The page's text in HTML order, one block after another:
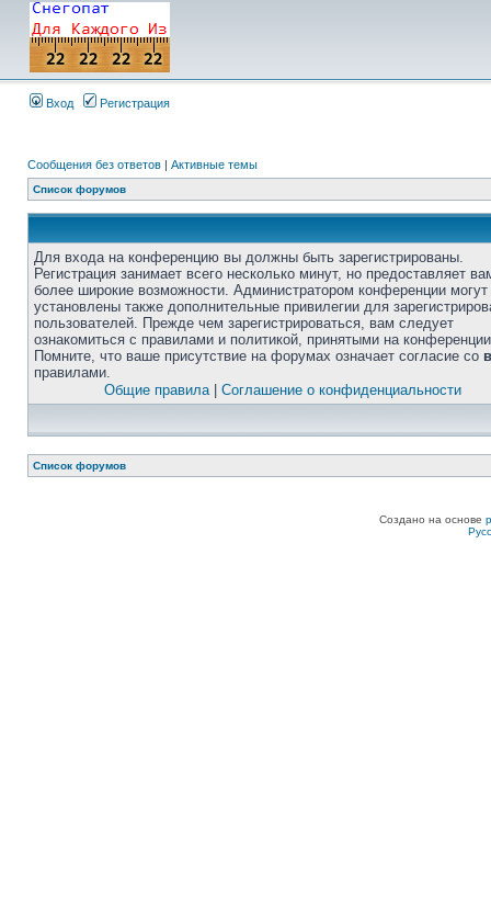
Вход Регистрация
Сообщения без ответов | Активные темы
Список форумов
Для входа на конференцию вы должны быть зарегистрированы.
Регистрация занимает всего несколько минут, но предоставляет
более широкие возможности. Администратором конференции
установлены также дополнительные привилегии для
пользователей. Прежде чем зарегистрироваться, вам следует
ознакомиться с правилами и политикой, принятыми на
Помните, что ваше присутствие на форумах означает согласие со
правилами.
Общие правила| Соглашение о конфиденциальности
Список форумов
Создано на основе